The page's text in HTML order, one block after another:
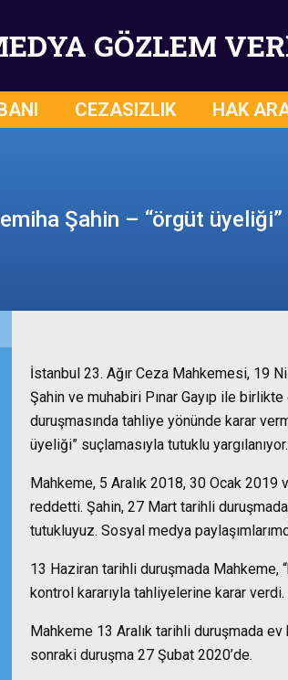
GÖZLEM
CEZASIZLIK HAK
Şahin – “örgüt üyeliği”
İstanbul 23. Ağır Ceza Mahkemesi, 19
Şahin ve muhabiri Pınar Gayıp ile
duruşmasında tahliye yönünde karar
üyeliği” suçlamasıyla tutuklu yargılanıyor.
Mahkeme, 5 Aralık 2018, 30 Ocak
reddetti. Şahin, 27 Mart tarihli
tutukluyuz. Sosyal medya
13 Haziran tarihli duruşmada
kontrol kararıyla tahliyelerine karar
Mahkeme 13 Aralık tarihli duruşmada ev
sonraki duruşma 27 Şubat 2020’de.